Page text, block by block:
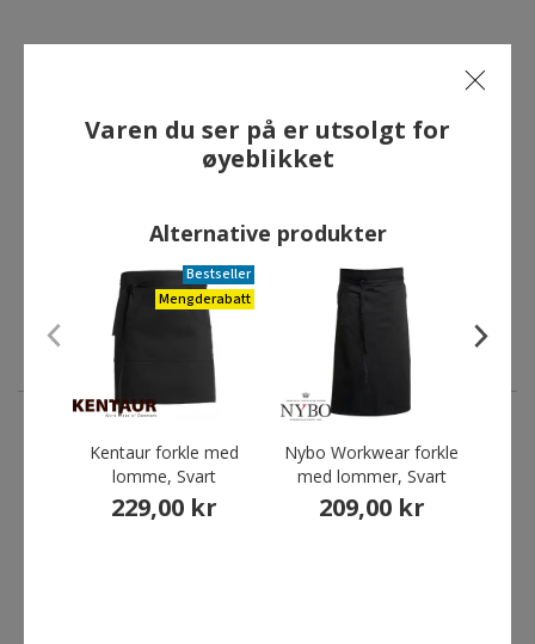
ANDRE HAR OGSÅ KJØPT
Varen du ser på er utsolgt for
øyeblikket
Alternative produkter
Bestseller
Mengderabatt
Kentaur forkle med
lomme, Svart
229,00 kr
Nybo Workwear forkle
med lommer, Svart
209,00 kr